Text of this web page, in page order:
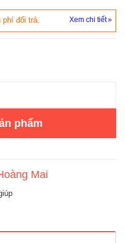
phí đổi trả. Xem chi tiết
phẩm
Mai